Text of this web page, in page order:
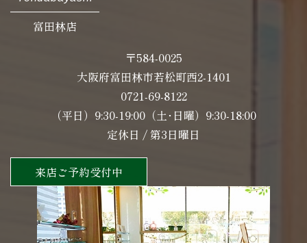
富田林店
〒584-0025
大阪府富田林市若松町西2-1401
0721-69-8122
（平日）9:30-19:00（土･日曜）9:30-18:00
定休日 / 第3日曜日
来店ご予約受付中